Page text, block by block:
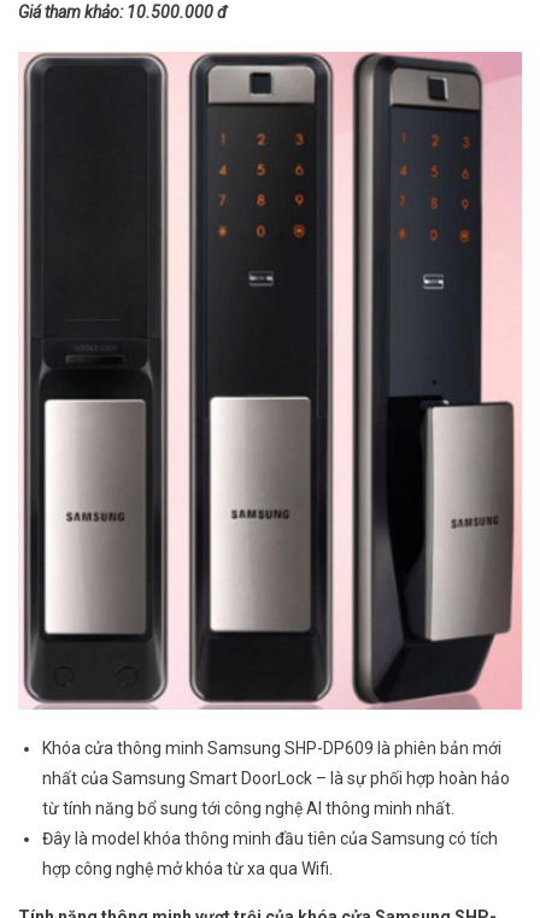
Giá tham khảo: 10.500.000 đ
Khóa cửa thông minh Samsung SHP-DP609 là phiên bản mới
nhất của Samsung Smart DoorLock – là sự phối hợp hoàn hảo
từ tính năng bổ sung tới công nghệ AI thông minh nhất.
Đây là model khóa thông minh đầu tiên của Samsung có tích
hợp công nghệ mở khóa từ xa qua Wifi.